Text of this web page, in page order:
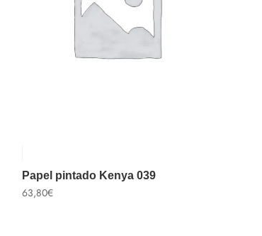
Papel pintado Kenya 039
63,80€